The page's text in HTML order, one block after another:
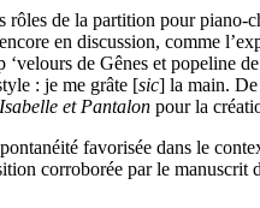
de la partition pour piano-
en discussion, comme
de Gênes et popeline
: je me grâte [sic] la main. De
Isabelle et Pantalon pour la
favorisée dans le
corroborée par le